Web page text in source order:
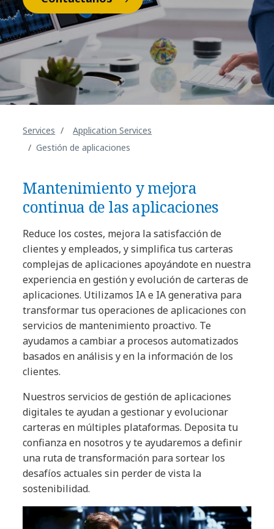
Services
Application Services
Gestión de aplicaciones
Mantenimiento y mejora
continua de las aplicaciones
Reduce los costes, mejora la satisfacción de
clientes y empleados, y simplifica tus carteras
complejas de aplicaciones apoyándote en nuestra
experiencia en gestión y evolución de carteras de
aplicaciones. Utilizamos IA e IA generativa para
transformar tus operaciones de aplicaciones con
servicios de mantenimiento proactivo. Te
ayudamos a cambiar a procesos automatizados
basados en análisis y en la información de los
clientes.
Nuestros servicios de gestión de aplicaciones
digitales te ayudan a gestionar y evolucionar
carteras en múltiples plataformas. Deposita tu
confianza en nosotros y te ayudaremos a definir
una ruta de transformación para sortear los
desafíos actuales sin perder de vista la
sostenibilidad.